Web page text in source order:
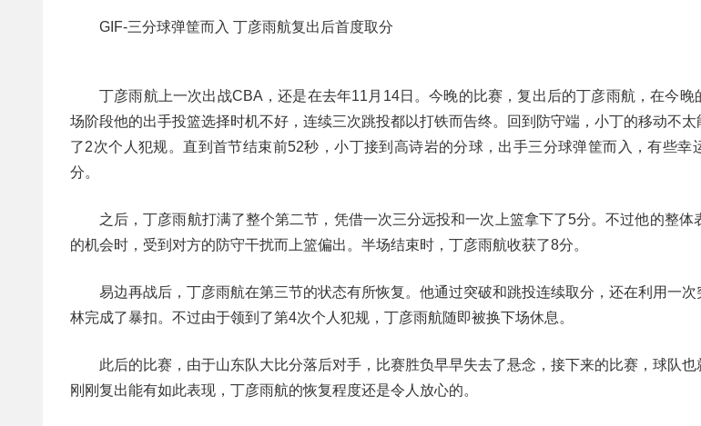
GIF-三分球弹筐而入 丁彦雨航复出后首度取分
丁彦雨航上一次出战CBA，还是在去年11月14日。今晚的比赛，复出后的丁彦雨航，在今晚
场阶段他的出手投篮选择时机不好，连续三次跳投都以打铁而告终。回到防守端，小丁的移动不
了2次个人犯规。直到首节结束前52秒，小丁接到高诗岩的分球，出手三分球弹筐而入，有些幸
分。
之后，丁彦雨航打满了整个第二节，凭借一次三分远投和一次上篮拿下了5分。不过他的整体
的机会时，受到对方的防守干扰而上篮偏出。半场结束时，丁彦雨航收获了8分。
易边再战后，丁彦雨航在第三节的状态有所恢复。他通过突破和跳投连续取分，还在利用一
林完成了暴扣。不过由于领到了第4次个人犯规，丁彦雨航随即被换下场休息。
此后的比赛，由于山东队大比分落后对手，比赛胜负早早失去了悬念，接下来的比赛，球队也
刚刚复出能有如此表现，丁彦雨航的恢复程度还是令人放心的。